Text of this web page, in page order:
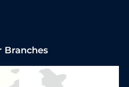
Branches